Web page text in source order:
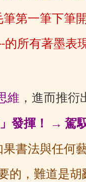
第一筆下筆
的所有著墨表
維 ，進而推衍
發揮！ → 駕
果書法與任何
的，難道是胡